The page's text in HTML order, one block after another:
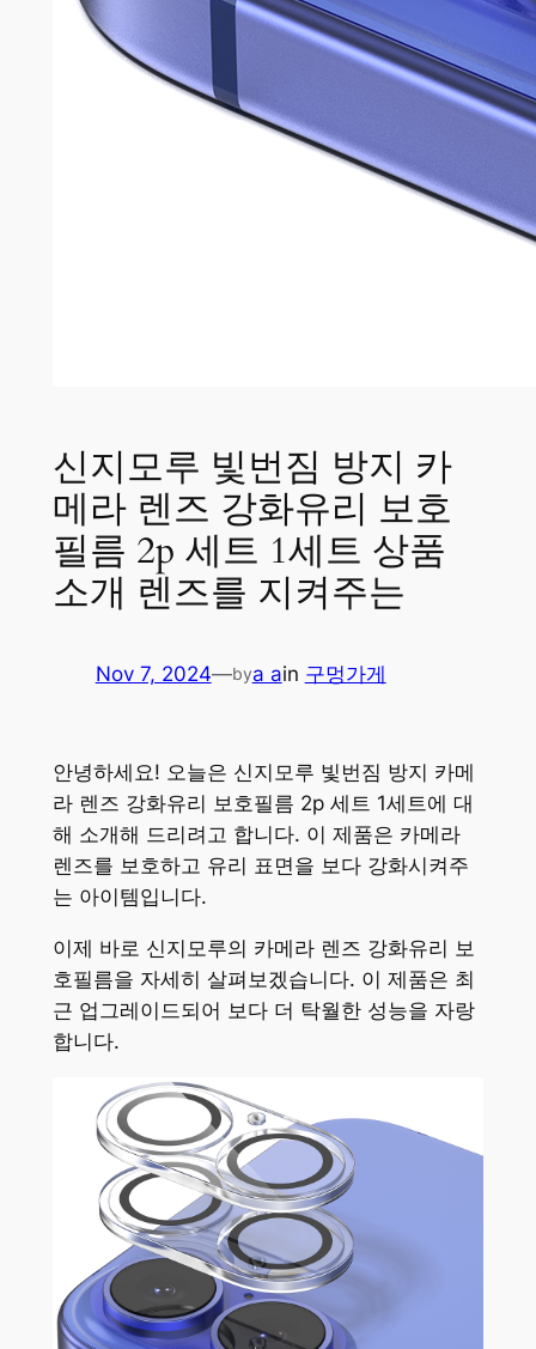
신지모루 빛번짐 방지 카
메라 렌즈 강화유리 보호
필름 2p 세트 1세트 상품
소개 렌즈를 지켜주는
Nov 7, 2024—bya ain 구멍가게
안녕하세요! 오늘은 신지모루 빛번짐 방지 카메
라 렌즈 강화유리 보호필름 2p 세트 1세트에 대
해 소개해 드리려고 합니다. 이 제품은 카메라
렌즈를 보호하고 유리 표면을 보다 강화시켜주
는 아이템입니다.
이제 바로 신지모루의 카메라 렌즈 강화유리 보
호필름을 자세히 살펴보겠습니다. 이 제품은 최
근 업그레이드되어 보다 더 탁월한 성능을 자랑
합니다.